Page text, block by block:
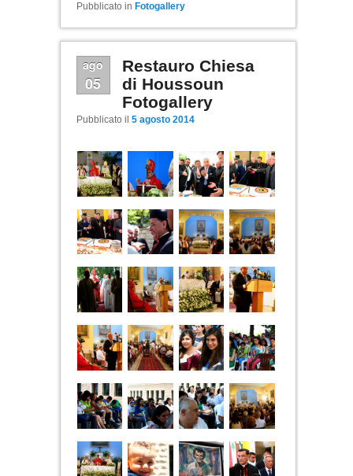
Pubblicato in Fotogallery
ago
05
Restauro Chiesa
di Houssoun
Fotogallery
Pubblicato il 5 agosto 2014